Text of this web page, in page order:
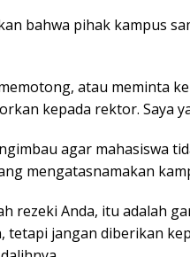
bahwa pihak kampus
atau meminta
kepada rektor. Saya
agar mahasiswa
mengatasnamakan
rezeki Anda, itu adalah
tetapi jangan diberikan